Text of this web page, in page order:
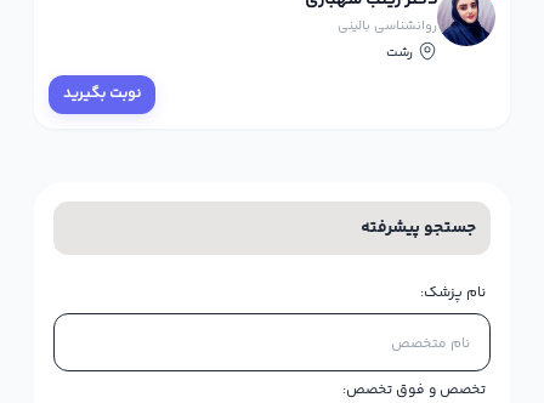
روانشناسی بالینی
رشت
نوبت بگیرید
جستجو پیشرفته
نام پزشک:
تخصص و فوق تخصص: